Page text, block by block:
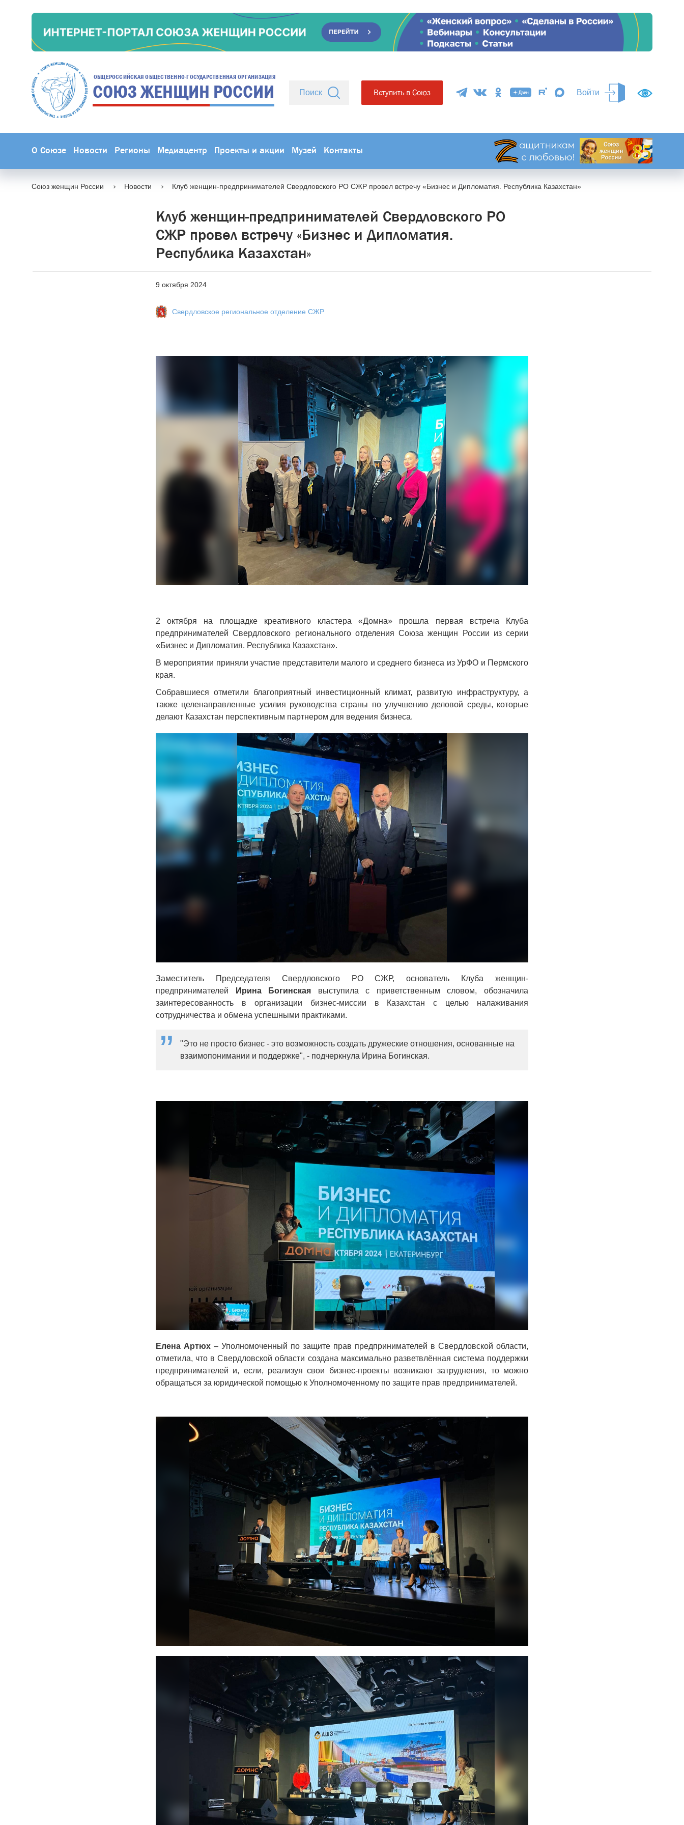
ОБЩЕРОССИЙСКАЯ ОБЩЕСТВЕННО-ГОСУДАРСТВЕННАЯ ОРГАНИЗАЦИЯ
СОЮЗ ЖЕНЩИН РОССИИ Вступить в Союз Войти
О Союзе Новости Регионы Медиацентр Проекты и акции Музей Контакты
Союз женщин России Новости Клуб женщин-предпринимателей Свердловского РО СЖР провел встречу «Бизнес и Дипломатия. Республика Казахстан»
Клуб женщин-предпринимателей Свердловского РО
СЖР провел встречу «Бизнес и Дипломатия.
Республика Казахстан»
9 октября 2024
Свердловское региональное отделение СЖР
2 октября на площадке креативного кластера «Домна» прошла первая встреча Клуба
предпринимателей Свердловского регионального отделения Союза женщин России из серии
«Бизнес и Дипломатия. Республика Казахстан».
В мероприятии приняли участие представители малого и среднего бизнеса из УрФО и Пермского
края.
Собравшиеся отметили благоприятный инвестиционный климат, развитую инфраструктуру, а
также целенаправленные усилия руководства страны по улучшению деловой среды, которые
делают Казахстан перспективным партнером для ведения бизнеса.
Заместитель Председателя Свердловского РО СЖР, основатель Клуба женщин-
предпринимателей
Ирина Богинская выступила с приветственным словом, обозначила
заинтересованность в организации бизнес-миссии в Казахстан с целью налаживания
сотрудничества и обмена успешными практиками.
"Это не просто бизнес - это возможность создать дружеские отношения, основанные на
взаимопонимании и поддержке", - подчеркнула Ирина Богинская.
Елена Артюх – Уполномоченный по защите прав предпринимателей в Свердловской области,
отметила, что в Свердловской области создана максимально разветвлённая система поддержки
предпринимателей и, если, реализуя свои бизнес-проекты возникают затруднения, то можно
обращаться за юридической помощью к Уполномоченному по защите прав предпринимателей.